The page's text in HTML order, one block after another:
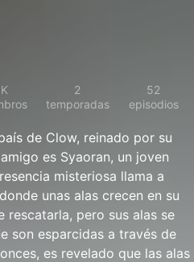
2
temporadas
52
episodios
de Clow, reinado por su
es Syaoran, un joven
misteriosa llama a
unas alas crecen en su
rescatarla, pero sus alas se
son esparcidas a través de
es revelado que las alas